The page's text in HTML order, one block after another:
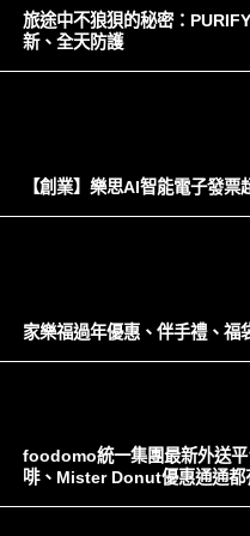
旅途中不狼狽的秘密：
新、全天防護
【創業】樂思AI智能電子發
家樂福過年優惠、伴手禮、福
foodomo統一集團最新外送
啡、Mister Donut優惠通通都